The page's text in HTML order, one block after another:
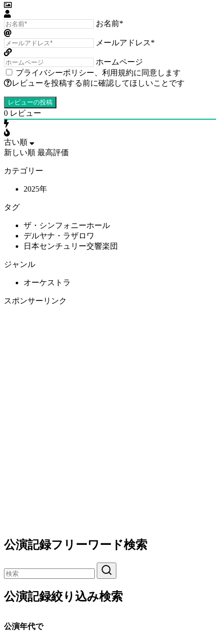
お名前*
メールアドレス*
ホームページ
プライバシーポリシー
利用規約に同意します
レビューを投稿する前に確認してほしいことです
0 レビュー
古い順
新しい順 最高評価
カテゴリー
2025年
タグ
ザ・シンフォニーホール
デルヤナ・ラザロワ
日本センチュリー交響楽団
ジャンル
オーケストラ
スポンサーリンク
公演記録フリーワード検索
公演記録絞り込み検索
公演年代で